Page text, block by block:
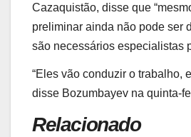
Cazaquistão, disse que
preliminar ainda não pode ser
são necessários especialistas
“Eles vão conduzir o trabalho,
disse Bozumbayev na quinta-
Relacionado